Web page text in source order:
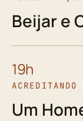
Beijar e
19h
Um